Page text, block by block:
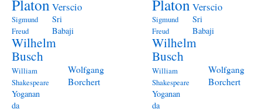
PlatonVerscio
Sigmund
Freud
Sri
Babaji
Wilhelm
Busch
William
Shakespeare
Wolfgang
Borchert
Yoganan
da
PlatonVerscio
Sigmund
Freud
Sri
Babaji
Wilhelm
Busch
William
Shakespeare
Wolfgang
Borchert
Yoganan
da